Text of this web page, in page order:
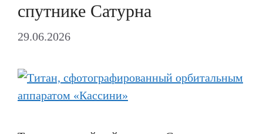
спутнике Сатурна
29.06.2026